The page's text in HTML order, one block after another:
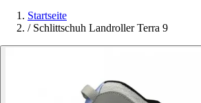
Startseite
/ Schlittschuh Landroller Terra 9